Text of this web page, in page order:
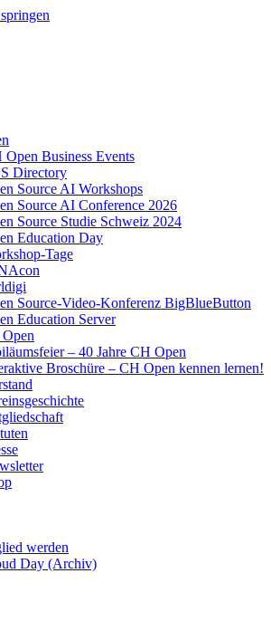
Open Business Events
Directory
Source AI Workshops
Source AI Conference 2026
Source Studie Schweiz 2024
Education Day
Tage
Source-Video-Konferenz BigBlueButton
Education Server
– 40 Jahre CH Open
Broschüre – CH Open kennen lernen!
werden
Day (Archiv)